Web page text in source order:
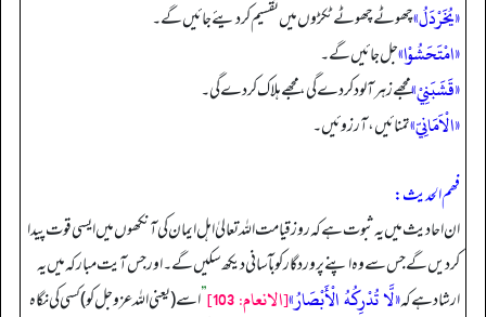
«يُخَرْدَلُ»چھوٹے چھوٹے ٹکڑوں میں تقسیم کر دیئے جائیں گے۔
«امْتَحَشُوْا»جل جائیں گے۔
«قَشَبَنِيْ»مجھے زہر آلود کر دے گی، مجھے ہلاک کر دے گی۔
«الْاَمَانِيّ»تمنائیں، آرزوئیں۔
فھم الحدیث:
ان احادیث میں یہ ثبوت ہے کہ روز قیامت اللہ تعالیٰ اہل ایمان کی آنکھوں میں ایسی قوت پیدا
کر دیں گے جس سے وہ اپنے پروردگار کو بآسانی دیکھ سکیں گے۔ اور جس آیت مبارکہ میں یہ
ارشاد ہے کہ«لَّا تُدْرِكُهُ الْأَبْصَارُ»[الانعام: 103] ”اسے (یعنی اللہ عزوجل کو) کسی کی نگاہ